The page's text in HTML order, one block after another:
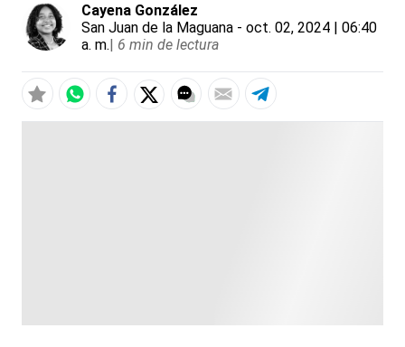
Cayena González
San Juan de la Maguana - oct. 02, 2024 | 06:40
a. m.| 6 min de lectura